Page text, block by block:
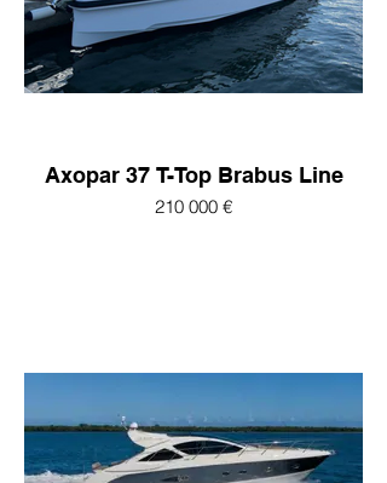
Axopar 37 T-Top Brabus Line
210 000 €